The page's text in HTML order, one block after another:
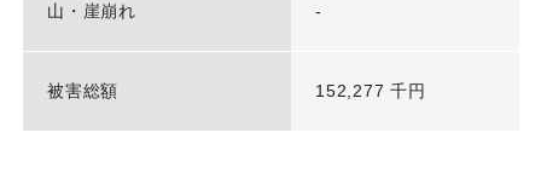
山・崖崩れ -
被害総額 152,277 千円